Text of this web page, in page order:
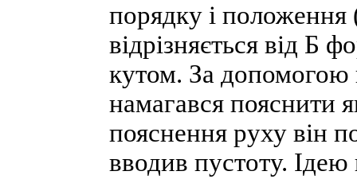
порядку і
відрізняється від
кутом. За допомогою
намагався пояснити
пояснення руху він
вводив пустоту. Ідею